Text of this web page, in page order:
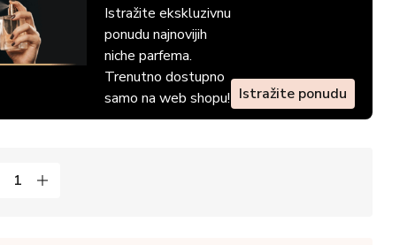
Istražite ekskluzivnu
ponudu najnovijih
niche parfema.
Trenutno dostupno
samo na web shopu! Istražite ponudu